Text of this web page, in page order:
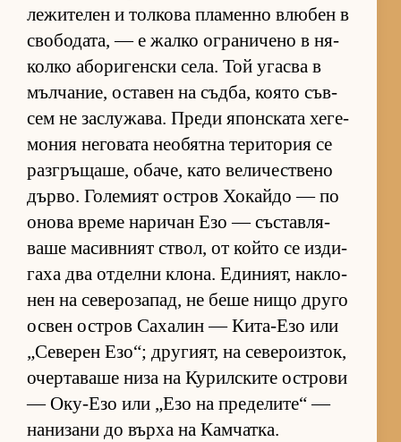
ле­жи­те­лен и тол­кова пла­менно влю­бен в
сво­бо­да­та, — е жалко ог­ра­ни­чено в ня­
колко або­ри­ген­ски се­ла. Той угасва в
мъл­ча­ние, ос­та­вен на съд­ба, ко­ято съв­
сем не зас­лу­жа­ва. Преди япон­с­ката хе­ге­
мо­ния не­го­вата не­о­бятна те­ри­то­рия се
раз­г­ръ­ща­ше, оба­че, като ве­ли­чес­т­вено
дър­во. Го­ле­мият ос­т­ров Хо­кайдо — по
онова време на­ри­чан Езо — със­тав­ля­
ваше ма­сив­ният ствол, от който се из­ди­
гаха два от­делни кло­на. Еди­ни­ят, нак­ло­
нен на се­ве­ро­за­пад, не беше нищо друго
ос­вен ос­т­ров Са­ха­лин — Ки­та-Езо или
„Се­ве­рен Езо“; дру­ги­ят, на се­ве­ро­из­ток,
очер­та­ваше низа на Ку­рил­с­ките ос­т­рови
— Оку-Езо или „Езо на пре­де­ли­те“ —
на­ни­зани до върха на Кам­чат­ка.